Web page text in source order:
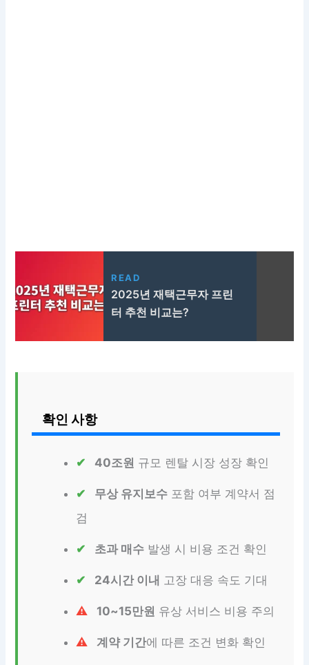
READ
2025년 재택근무자 프린
터 추천 비교는?
확인 사항
40조원 규모 렌탈 시장 성장 확인
무상 유지보수 포함 여부 계약서 점
검
초과 매수 발생 시 비용 조건 확인
24시간 이내 고장 대응 속도 기대
10~15만원 유상 서비스 비용 주의
계약 기간에 따른 조건 변화 확인